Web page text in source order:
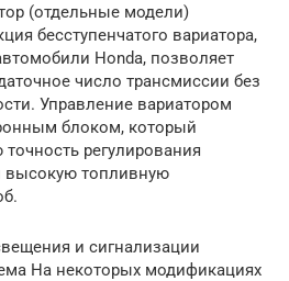
(отдельные модели)
бесступенчатого вариатора,
Honda, позволяет
число трансмиссии без
Управление вариатором
блоком, который
регулирования
высокую топливную
и сигнализации
На некоторых модификациях